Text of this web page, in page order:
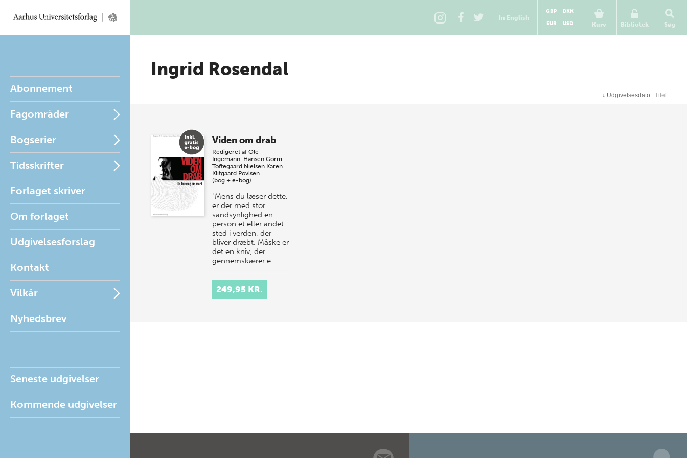
In English
Kurv
GBP
DKK
EUR
USD Bibliotek Søg
Abonnement
Fagområder
Bogserier
Tidsskrifter
Forlaget skriver
Om forlaget
Udgivelsesforslag
Kontakt
Vilkår
Nyhedsbrev
Seneste udgivelser
Kommende udgivelser
Ingrid Rosendal
↓ Udgivelsesdato Titel
Viden om drab
Redigeret af Ole
Ingemann-Hansen Gorm
Toftegaard Nielsen Karen
Klitgaard Povlsen
(bog + e-bog)
"Mens du læser dette,
er der med stor
sandsynlighed en
person et eller andet
sted i verden, der
bliver dræbt. Måske er
det en kniv, der
gennemskærer e…
249,95 KR.